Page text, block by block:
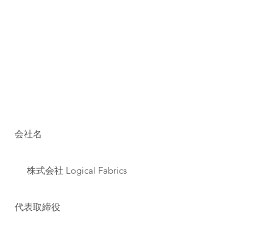
会社名
株式会社 Logical Fabrics
代表取締役